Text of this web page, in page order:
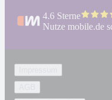
4.6 Sterne
Nutze mobile.de